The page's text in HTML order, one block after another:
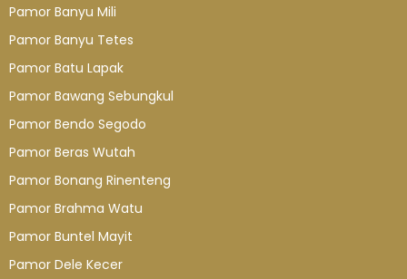
Pamor Banyu Mili
Pamor Banyu Tetes
Pamor Batu Lapak
Pamor Bawang Sebungkul
Pamor Bendo Segodo
Pamor Beras Wutah
Pamor Bonang Rinenteng
Pamor Brahma Watu
Pamor Buntel Mayit
Pamor Dele Kecer